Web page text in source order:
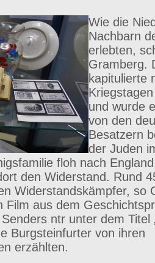
Wie die
Nachbarn
erlebten,
Gramberg.
kapitulierte
und wurde
von den
Besatzern
der Juden
floh nach
den Widerstand. Rund
Widerstandskämpfer, so
Film aus dem
ntr unter dem Titel
Burgsteinfurter von ihren
erzählten.